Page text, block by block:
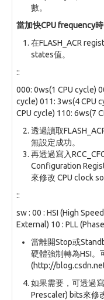
數。
當加快CPU frequency時
在FLASH_ACR
states值。
::
000: 0ws(1 CPU cycle)
cycle) 011: 3ws(4 CPU
CPU cycle) 110: 6ws(7
透過讀取
無設定成功。
再透過寫入
Configuration
來修改 CPU clock
::
sw : 00 : HSI (High
External) 10 : PLL
當離開Stop或
硬體強制轉為HSI。
(http://
如果需要，可透過寫
Prescaler) bits來修